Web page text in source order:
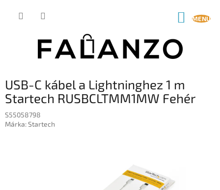
KOSÁR
USB-C kábel a Lightninghez 1 m
Startech RUSBCLTMM1MW Fehér
S55058798
Márka:Startech